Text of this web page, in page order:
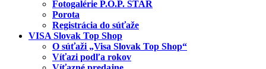
Fotogalérie P.O.P. STAR
Porota
Registrácia do súťaže
VISA Slovak Top Shop
O súťaži „Visa Slovak Top Shop“
Víťazi podľa rokov